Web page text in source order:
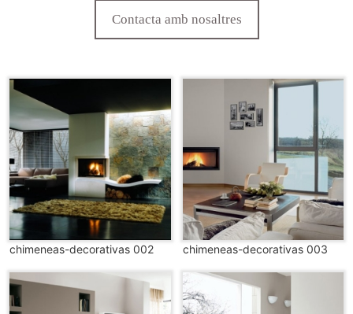
Contacta amb nosaltres
chimeneas-decorativas 002 chimeneas-decorativas 003